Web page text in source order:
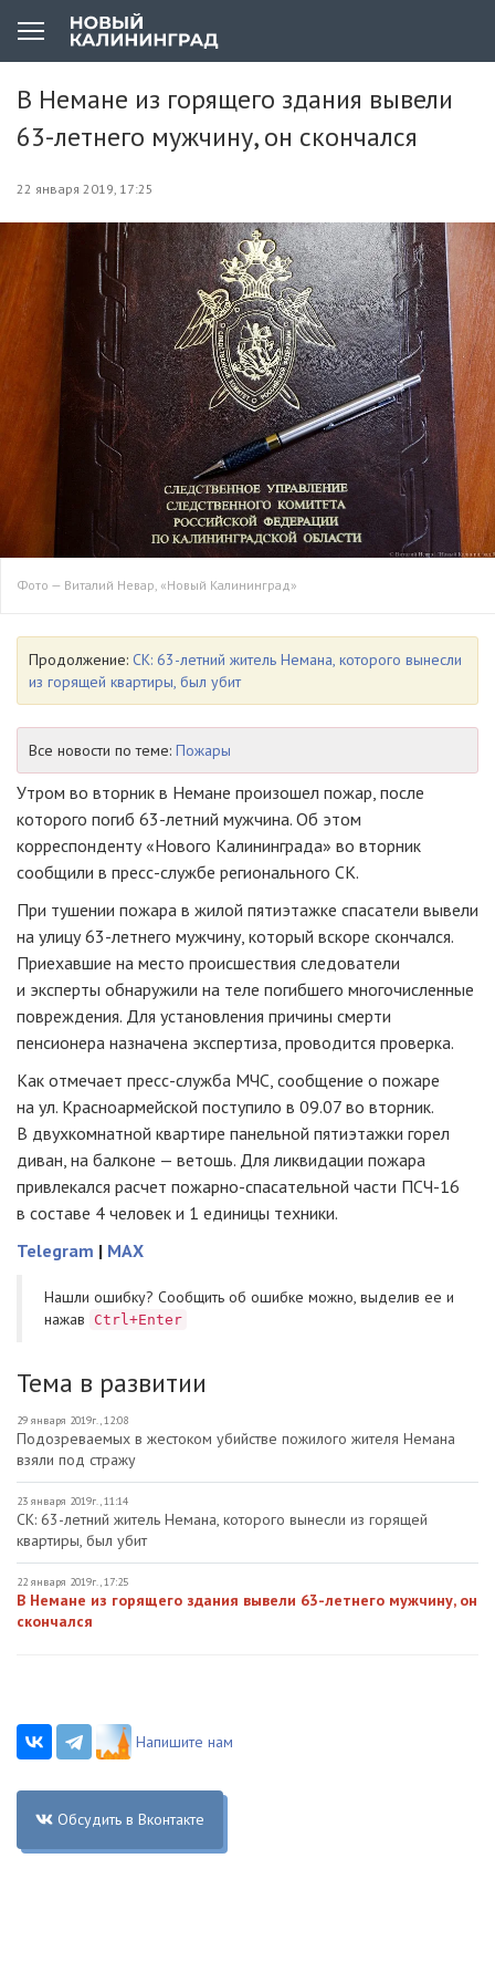
В Немане из горящего здания вывели
63-летнего мужчину, он скончался
22 января 2019, 17:25
Фото — Виталий Невар, «Новый Калининград»
Продолжение: СК: 63-летний житель Немана, которого вынесли
из горящей квартиры, был убит
Все новости по теме: Пожары
Утром во вторник в Немане произошел пожар, после
которого погиб 63-летний мужчина. Об этом
корреспонденту «Нового Калининграда» во вторник
сообщили в пресс-службе регионального СК.
При тушении пожара в жилой пятиэтажке спасатели вывели
на улицу63-летнего мужчину, который вскоре скончался.
Приехавшие на место происшествия следователи
и эксперты обнаружили на теле погибшего многочисленные
повреждения. Для установления причины смерти
пенсионера назначена экспертиза, проводится проверка.
Как отмечает пресс-служба МЧС, сообщение о пожаре
на ул. Красноармейской поступило в 09.07 во вторник.
В двухкомнатной квартире панельной пятиэтажки горел
диван, на балконе — ветошь. Для ликвидации пожара
привлекался расчет пожарно-спасательной части ПСЧ-16
в составе 4 человек и 1 единицы техники.
Telegram | MAX
Нашли ошибку? Cообщить об ошибке можно, выделив ее и
нажав
Ctrl+Enter
Тема в развитии
29 января 2019г., 12:08
Подозреваемых в жестоком убийстве пожилого жителя Немана
взяли под стражу
23 января 2019г., 11:14
СК: 63-летний житель Немана, которого вынесли из горящей
квартиры, был убит
22 января 2019г., 17:25
В Немане из горящего здания вывели 63-летнего мужчину, он
скончался
Напишите нам
Обсудить в Вконтакте